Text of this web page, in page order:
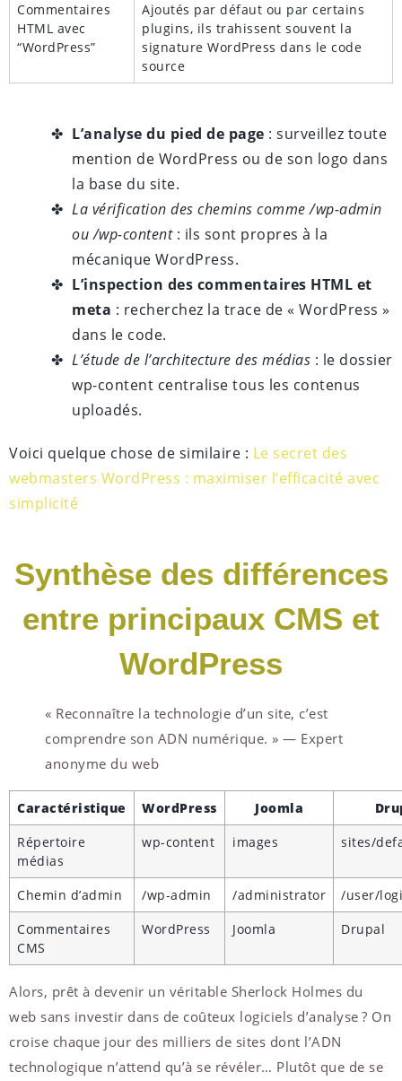
Commentaires
HTML avec
“WordPress”
Ajoutés par défaut ou par certains
plugins, ils trahissent souvent la
signature WordPress dans le code
source
L’analyse du pied de page : surveillez toute
mention de WordPress ou de son logo dans
la base du site.
La vérification des chemins comme /wp-admin
ou /wp-content: ils sont propres à la
mécanique WordPress.
L’inspection des commentaires HTML et
meta : recherchez la trace de « WordPress »
dans le code.
L’étude de l’architecture des médias : le dossier
wp-content centralise tous les contenus
uploadés.
Voici quelque chose de similaire : Le secret des
webmasters WordPress : maximiser l’efficacité avec
simplicité
Synthèse des différences
entre principaux CMS et
WordPress
« Reconnaître la technologie d’un site, c’est
comprendre son ADN numérique. » — Expert
anonyme du web
Caractéristique WordPress Joomla
Répertoire
médias
wp-content images sites/
Chemin d’admin /wp-admin /administrator
/user/
Commentaires
CMS
WordPress Joomla Drupal
Alors, prêt à devenir un véritable Sherlock Holmes du
web sans investir dans de coûteux logiciels d’analyse ? On
croise chaque jour des milliers de sites dont l’ADN
technologique n’attend qu’à se révéler… Plutôt que de se